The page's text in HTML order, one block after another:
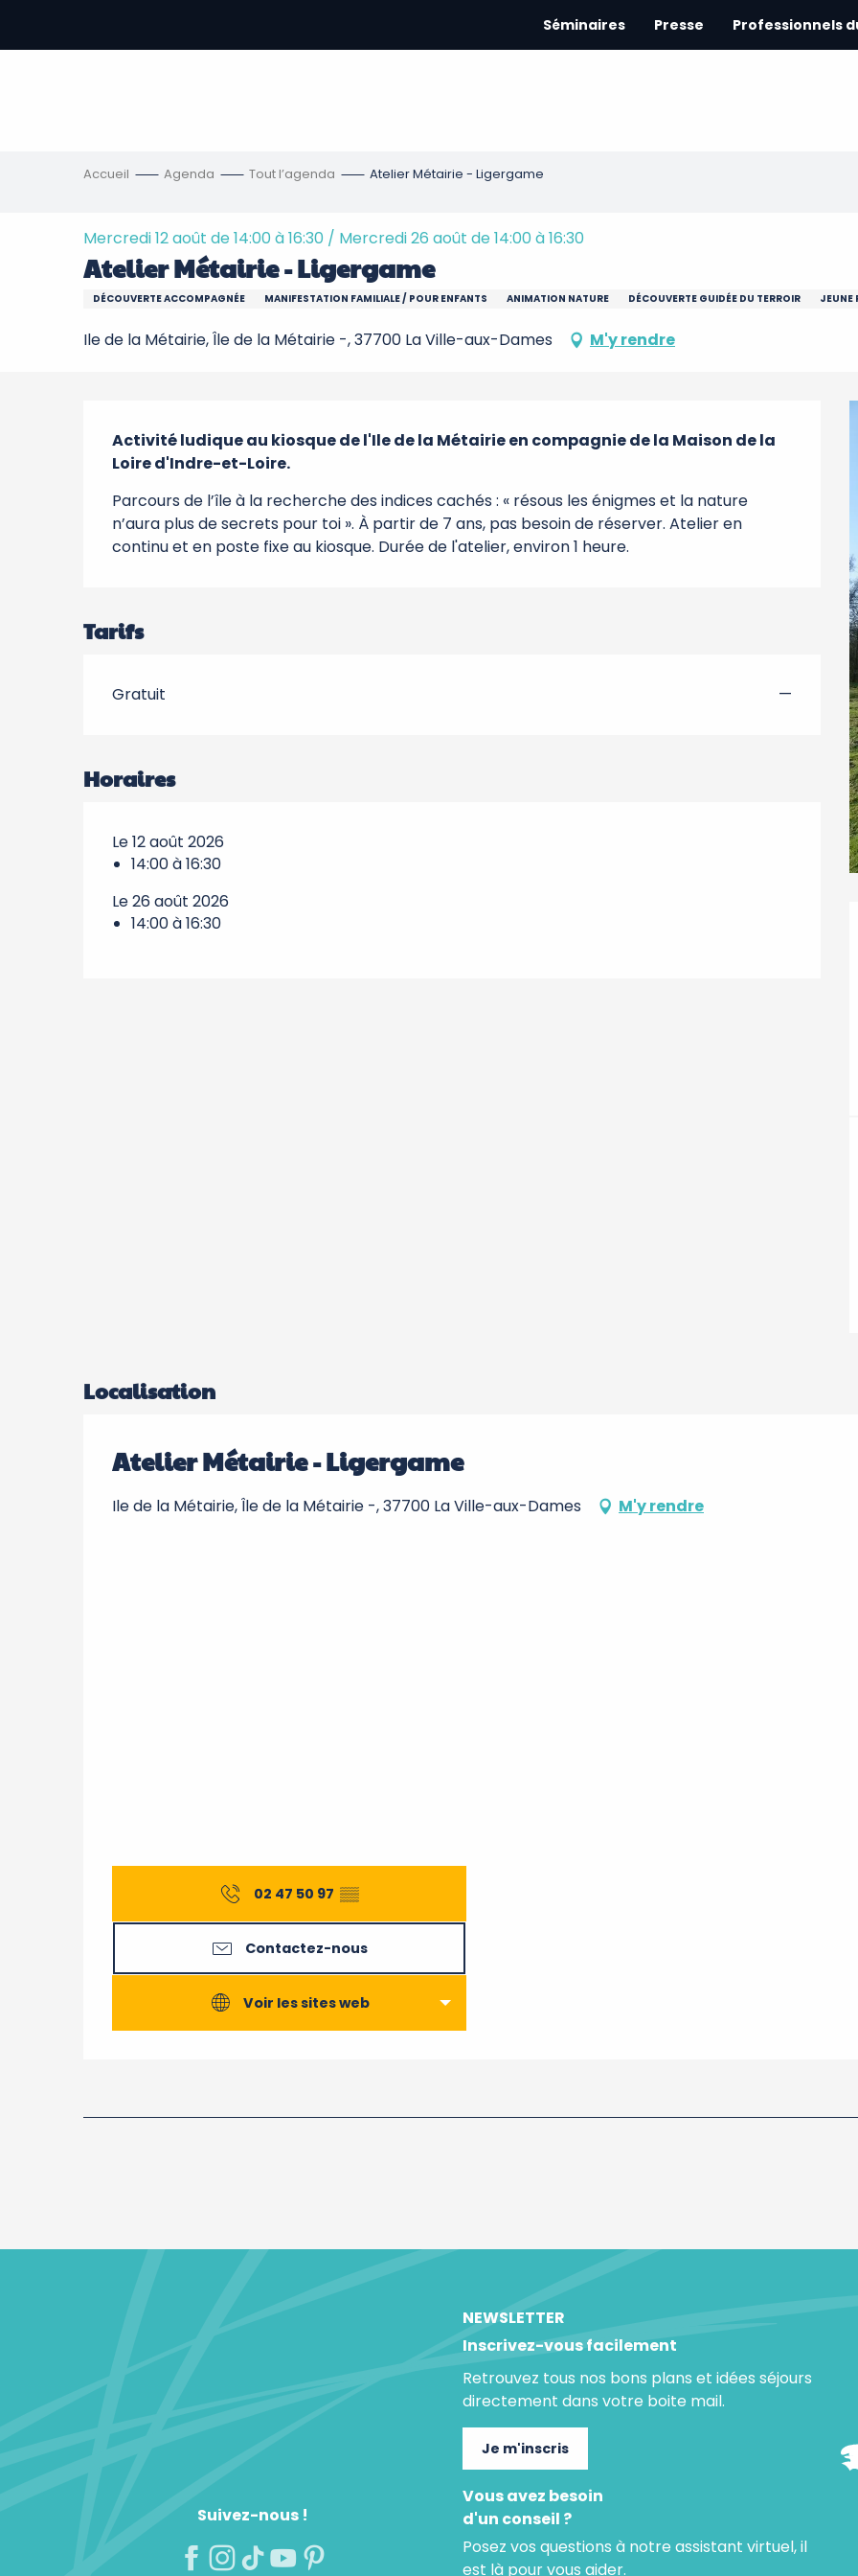
contenu
Séminaires Presse Professionnels
Accueil Agenda Tout l’agenda Atelier Métairie - Ligergame
Mercredi 12 août de 14:00 à 16:30 / Mercredi 26 août de 14:00 à 16:30
Atelier Métairie - Ligergame
DÉCOUVERTE ACCOMPAGNÉE MANIFESTATION FAMILIALE / POUR ENFANTS ANIMATION NATURE DÉCOUVERTE GUIDÉE DU TERROIR JEUNE
Ile de la Métairie, Île de la Métairie -, 37700 La Ville-aux-Dames M'y rendre
Description
Activité ludique au kiosque de l'Ile de la Métairie en compagnie de la Maison de la
Loire d'Indre-et-Loire.
Parcours de l’île à la recherche des indices cachés : « résous les énigmes et la nature
n’aura plus de secrets pour toi ». À partir de 7 ans, pas besoin de réserver. Atelier en
continu et en poste fixe au kiosque. Durée de l'atelier, environ 1 heure.
Tarifs
Gratuit —
Horaires
Le 12 août 2026
14:00 à 16:30
Le 26 août 2026
14:00 à 16:30
Localisation
Atelier Métairie - Ligergame
Ile de la Métairie, Île de la Métairie -, 37700 La Ville-aux-Dames M'y rendre
02 47 50 97 ▒▒
Contactez-nous
Voir les sites web
Suivez-nous !
NEWSLETTER
Inscrivez-vous facilement
Retrouvez tous nos bons plans et idées séjours
directement dans votre boite mail.
Je m'inscris
Vous avez besoin
d'un conseil ?
Posez vos questions à notre assistant virtuel, il
est là pour vous aider.